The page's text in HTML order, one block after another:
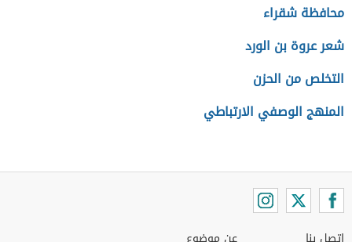
محافظة شقراء
شعر عروة بن الورد
التخلص من الحزن
المنهج الوصفي الارتباطي